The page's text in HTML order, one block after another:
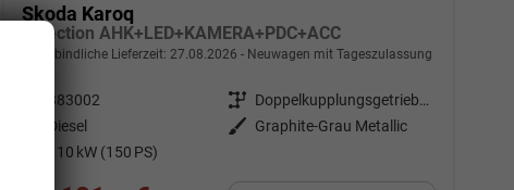
Skoda Karoq
Selection AHK+LED+KAMERA+PDC+ACC
unverbindliche Lieferzeit: 27.08.2026 Neuwagen mit Tageszulassung
883002 Getriebe
Doppelkupplungsgetriebe (DSG)
Diesel Außenfarbe
Graphite-Grau Metallic
110 kW (150 PS)